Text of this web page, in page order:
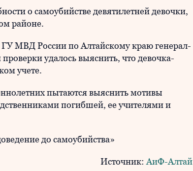
о самоубийстве девятилетней девочки,
районе.
МВД России по Алтайскому краю генерал-
удалось выяснить, что девочка-
учете.
пытаются выяснить мотивы
погибшей, ее учителями и
до самоубийства»
Источник: АиФ-Алтай